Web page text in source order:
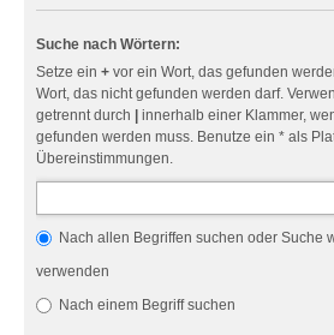
Suche nach Wörtern:
Setze ein + vor ein Wort, das gefunden
Wort, das nicht gefunden werden darf.
getrennt durch
innerhalb einer Klammer,
gefunden werden muss. Benutze ein * als
Übereinstimmungen.
Nach allen Begriffen suchen oder Suche
verwenden
Nach einem Begriff suchen